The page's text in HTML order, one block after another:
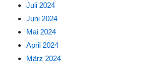
Juli 2024
Juni 2024
Mai 2024
April 2024
März 2024